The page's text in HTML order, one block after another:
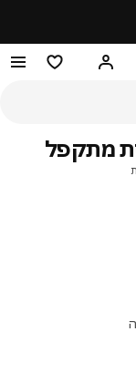
היי! התחברו או הירשמו
מוצרים
מתקפל